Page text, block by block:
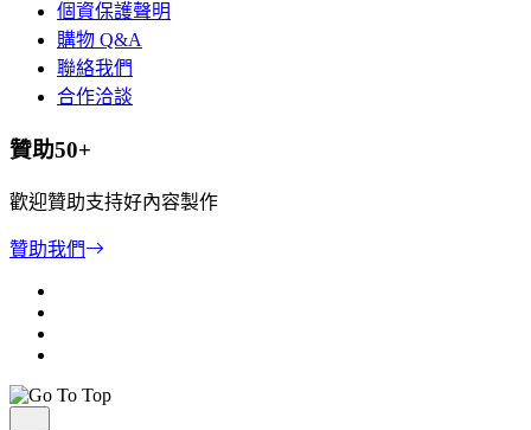
個資保護聲明
購物 Q&A
聯絡我們
合作洽談
贊助50+
歡迎贊助支持好內容製作
贊助我們